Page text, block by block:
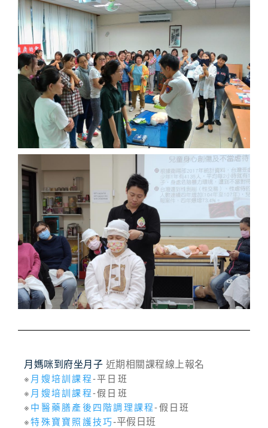
月媽咪到府坐月子 近期相關課程線上報名
※ 月嫂培訓課程-平日班
※ 月嫂培訓課程-假日班
※中醫藥膳產後四階調理課程-假日班
※特殊寶寶照護技巧-平假日班